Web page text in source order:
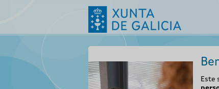
Este